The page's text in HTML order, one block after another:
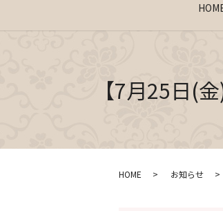
【7月25日(
HOME お知らせ